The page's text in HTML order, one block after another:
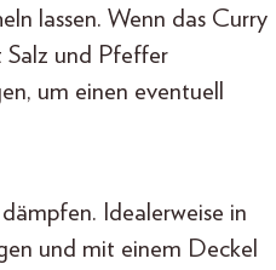
lassen. Wenn das Curry
Salz und Pfeffer
um einen eventuell
Idealerweise in
und mit einem Deckel